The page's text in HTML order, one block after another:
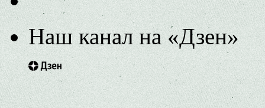
Наш канал на «Дзен»